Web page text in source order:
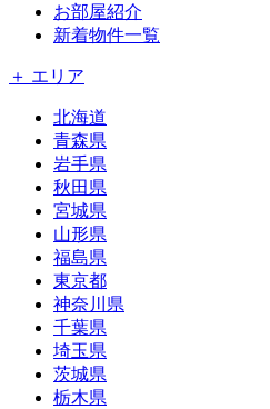
お部屋紹介
新着物件一覧
＋ エリア
北海道
青森県
岩手県
秋田県
宮城県
山形県
福島県
東京都
神奈川県
千葉県
埼玉県
茨城県
栃木県